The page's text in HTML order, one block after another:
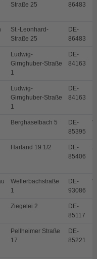
Straße 25
86483
St.-Leonhard-
Straße 25
DE-
86483
Ludwig-
Girnghuber-Straße
1
DE-
84163
Ludwig-
Girnghuber-Straße
1
DE-
84163
Berghaselbach 5
DE-
85395
Harland 19 1/2
DE-
85406
Wellerbachstraße
1
DE-
93086
Ziegelei 2
DE-
85117
Pellheimer Straße
17
DE-
85221